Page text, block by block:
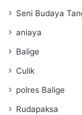
Seni Budaya
aniaya
Balige
Culik
polres Balige
Rudapaksa